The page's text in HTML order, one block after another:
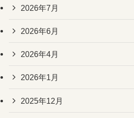
2026年7月
2026年6月
2026年4月
2026年1月
2025年12月